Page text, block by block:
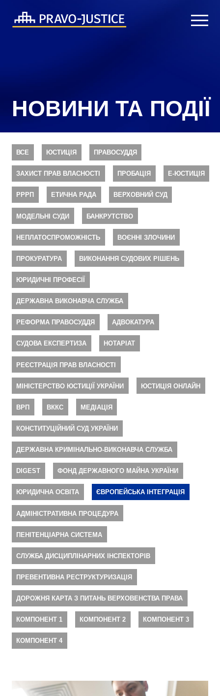
НОВИНИ ТА ПОДІЇ
ВСЕ ЮСТИЦІЯ ПРАВОСУДДЯ
ЗАХИСТ ПРАВ ВЛАСНОСТІ ПРОБАЦІЯ Е-ЮСТИЦІЯ
РРРП ЕТИЧНА РАДА ВЕРХОВНИЙ СУД
МОДЕЛЬНІ СУДИ БАНКРУТСТВО
НЕПЛАТОСПРОМОЖНІСТЬ ВОЄННІ ЗЛОЧИНИ
ПРОКУРАТУРА ВИКОНАННЯ СУДОВИХ РІШЕНЬ
ЮРИДИЧНІ ПРОФЕСІЇ
ДЕРЖАВНА ВИКОНАВЧА СЛУЖБА
РЕФОРМА ПРАВОСУДДЯ АДВОКАТУРА
СУДОВА ЕКСПЕРТИЗА НОТАРІАТ
РЕЄСТРАЦІЯ ПРАВ ВЛАСНОСТІ
МІНІСТЕРСТВО ЮСТИЦІЇ УКРАЇНИ ЮСТИЦІЯ ОНЛАЙН
ВРП ВККС МЕДІАЦІЯ
КОНСТИТУЦІЙНИЙ СУД УКРАЇНИ
ДЕРЖАВНА КРИМІНАЛЬНО-ВИКОНАВЧА СЛУЖБА
DIGEST ФОНД ДЕРЖАВНОГО МАЙНА УКРАЇНИ
ЮРИДИЧНА ОСВІТА ЄВРОПЕЙСЬКА ІНТЕГРАЦІЯ
АДМІНІСТРАТИВНА ПРОЦЕДУРА
ПЕНІТЕНЦІАРНА СИСТЕМА
СЛУЖБА ДИСЦИПЛІНАРНИХ ІНСПЕКТОРІВ
ПРЕВЕНТИВНА РЕСТРУКТУРИЗАЦІЯ
ДОРОЖНЯ КАРТА З ПИТАНЬ ВЕРХОВЕНСТВА ПРАВА
КОМПОНЕНТ 1 КОМПОНЕНТ 2 КОМПОНЕНТ 3
КОМПОНЕНТ 4